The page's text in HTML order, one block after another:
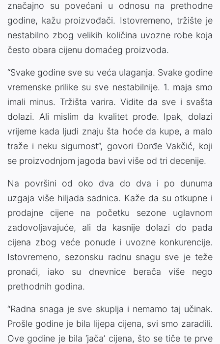
značajno su povećani u odnosu na prethodne
godine, kažu proizvođači. Istovremeno, tržište je
nestabilno zbog velikih količina uvozne robe koja
često obara cijenu domaćeg proizvoda.
“Svake godine sve su veća ulaganja. Svake godine
vremenske prilike su sve nestabilnije. 1. maja smo
imali minus. Tržišta varira. Vidite da sve i svašta
dolazi. Ali mislim da kvalitet prođe. Ipak, dolazi
vrijeme kada ljudi znaju šta hoće da kupe, a malo
traže i neku sigurnost”, govori Đorđe Vakčić, koji
se proizvodnjom jagoda bavi više od tri decenije.
Na površini od oko dva do dva i po dunuma
uzgaja više hiljada sadnica. Kaže da su otkupne i
prodajne cijene na početku sezone uglavnom
zadovoljavajuće, ali da kasnije dolazi do pada
cijena zbog veće ponude i uvozne konkurencije.
Istovremeno, sezonsku radnu snagu sve je teže
pronaći, iako su dnevnice berača više nego
prethodnih godina.
“Radna snaga je sve skuplja i nemamo taj učinak.
Prošle godine je bila lijepa cijena, svi smo zaradili.
Ove godine je bila ‘jača’ cijena, što se tiče te prve